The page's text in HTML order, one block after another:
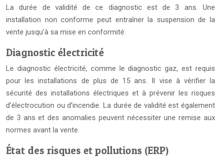
La durée de validité de ce diagnostic est de 3 ans. Une
installation non conforme peut entraîner la suspension de la
vente jusqu’à sa mise en conformité.
Diagnostic électricité
Le diagnostic électricité, comme le diagnostic gaz, est requis
pour les installations de plus de 15 ans. Il vise à vérifier la
sécurité des installations électriques et à prévenir les risques
d’électrocution ou d’incendie. La durée de validité est également
de 3 ans et des anomalies peuvent nécessiter une remise aux
normes avant la vente.
État des risques et pollutions (ERP)